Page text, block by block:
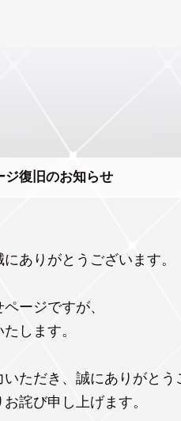
ジ復旧のお知らせ
ありがとうございます。
ージですが、
します。
ただき、誠にありがとう
詫び申し上げます。